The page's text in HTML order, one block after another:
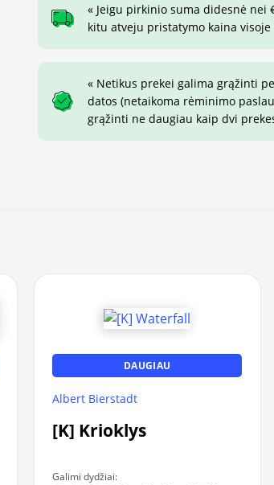
« Jeigu pirkinio suma didesnė nei
kitu atveju pristatymo kaina visoje
« Netikus prekei galima grąžinti
datos (netaikoma rėminimo
grąžinti ne daugiau kaip dvi
DAUGIAU
Albert Bierstadt
[K] Krioklys
Galimi dydžiai: